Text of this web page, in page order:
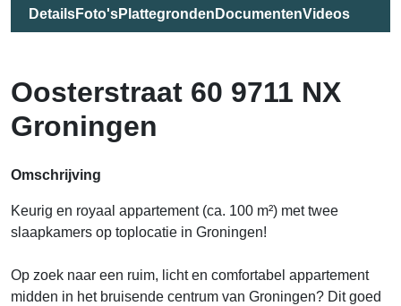
DetailsFoto'sPlattegronden DocumentenVideos
Oosterstraat 60 9711 NX
Groningen
Omschrijving
Keurig en royaal appartement (ca. 100 m²) met twee
slaapkamers op toplocatie in Groningen!
Op zoek naar een ruim, licht en comfortabel appartement
midden in het bruisende centrum van Groningen? Dit goed